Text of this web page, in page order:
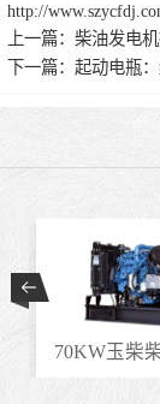
http://
上一篇： 柴油发电
下一篇： 起动电瓶
70KW玉柴